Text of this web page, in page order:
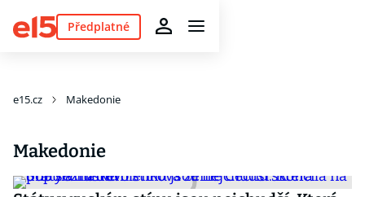
Předplatné
e15.cz Makedonie
Makedonie